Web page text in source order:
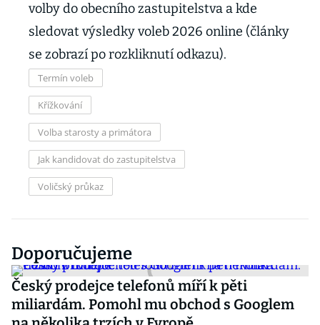
volby do obecního zastupitelstva a kde
sledovat výsledky voleb 2026 online (články
se zobrazí po rozkliknutí odkazu).
Termín voleb
Křížkování
Volba starosty a primátora
Jak kandidovat do zastupitelstva
Voličský průkaz
Doporučujeme
Český prodejce telefonů míří k pěti
miliardám. Pomohl mu obchod s Googlem